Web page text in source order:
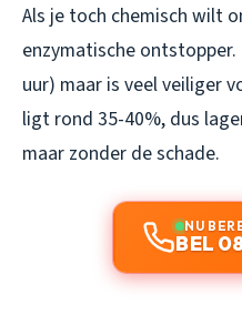
Als je toch chemisch wilt
enzymatische
uur) maar is veel veiliger
ligt rond 35-40%, dus
maar zonder de schade.
NU
BEL